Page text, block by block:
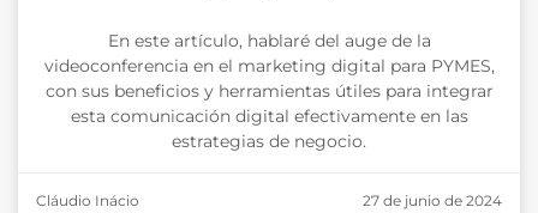
En este artículo, hablaré del auge de la
videoconferencia en el marketing digital para PYMES,
con sus beneficios y herramientas útiles para integrar
esta comunicación digital efectivamente en las
estrategias de negocio.
Cláudio Inácio 27 de junio de 2024